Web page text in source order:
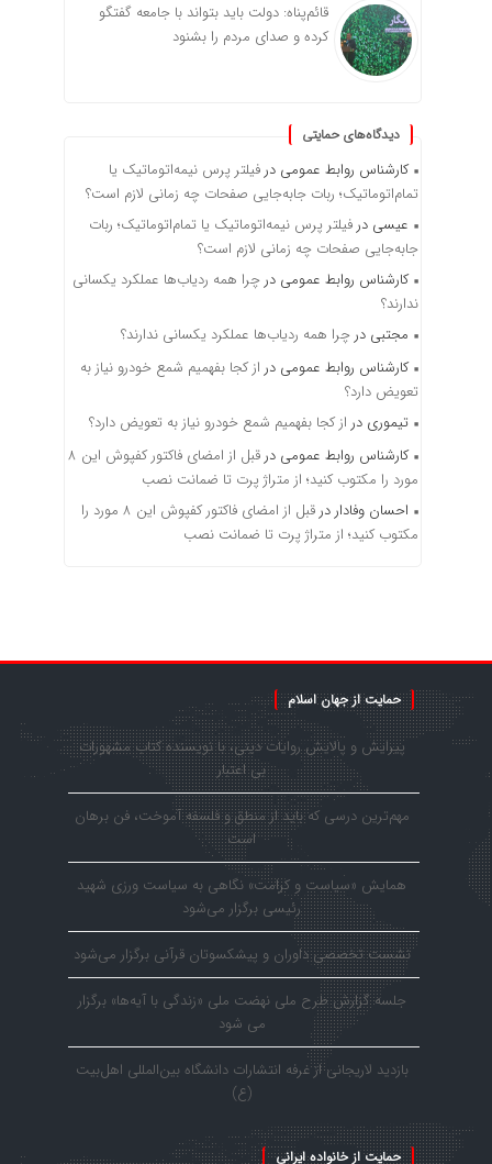
قائم‌پناه: دولت باید بتواند با جامعه گفتگو
کرده و صدای مردم را بشنود
دیدگاه‌های حمایتی
کارشناس روابط عمومی در فیلتر پرس نیمه‌اتوماتیک یا
تمام‌اتوماتیک؛ ربات جابه‌جایی صفحات چه زمانی لازم است؟
عیسی در فیلتر پرس نیمه‌اتوماتیک یا تمام‌اتوماتیک؛ ربات
جابه‌جایی صفحات چه زمانی لازم است؟
کارشناس روابط عمومی در چرا همه ردیاب‌ها عملکرد یکسانی
ندارند؟
مجتبی در چرا همه ردیاب‌ها عملکرد یکسانی ندارند؟
کارشناس روابط عمومی در از کجا بفهمیم شمع خودرو نیاز به
تعویض دارد؟
تیموری در از کجا بفهمیم شمع خودرو نیاز به تعویض دارد؟
کارشناس روابط عمومی در
قبل از امضای فاکتور کفپوش این ۸
مورد را مکتوب کنید؛ از متراژ پرت تا ضمانت نصب
احسان وفادار در
قبل از امضای فاکتور کفپوش این ۸ مورد را
مکتوب کنید؛ از متراژ پرت تا ضمانت نصب
حمایت از جهان اسلام
پیرایش و پالایش روایات دینی، با نویسنده کتاب مشهورات
بی اعتبار
مهم‌ترین درسی که باید از منطق و فلسفه آموخت، فن برهان
است
همایش «سیاست و کرامت» نگاهی به سیاست ورزی شهید
رئیسی برگزار می‌شود
نشست تخصصی داوران و پیشکسوتان قرآنی برگزار می‌شود
جلسه گزارش طرح ملی نهضت ملی «زندگی با آیه‌ها» برگزار
می شود
بازدید لاریجانی از غرفه انتشارات دانشگاه بین‌المللی اهل‌بیت
(ع)
حمایت از خانواده ایرانی